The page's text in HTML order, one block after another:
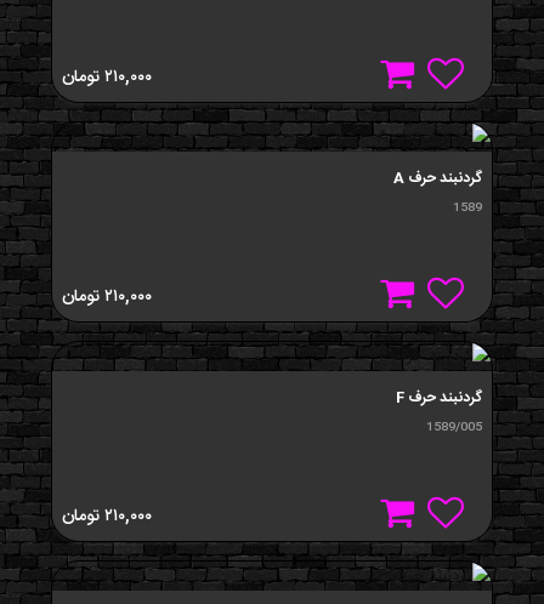
۲۱۰,۰۰۰تومان
گردنبند حرف A
1589
۲۱۰,۰۰۰تومان
گردنبند حرف F
1589/005
۲۱۰,۰۰۰تومان